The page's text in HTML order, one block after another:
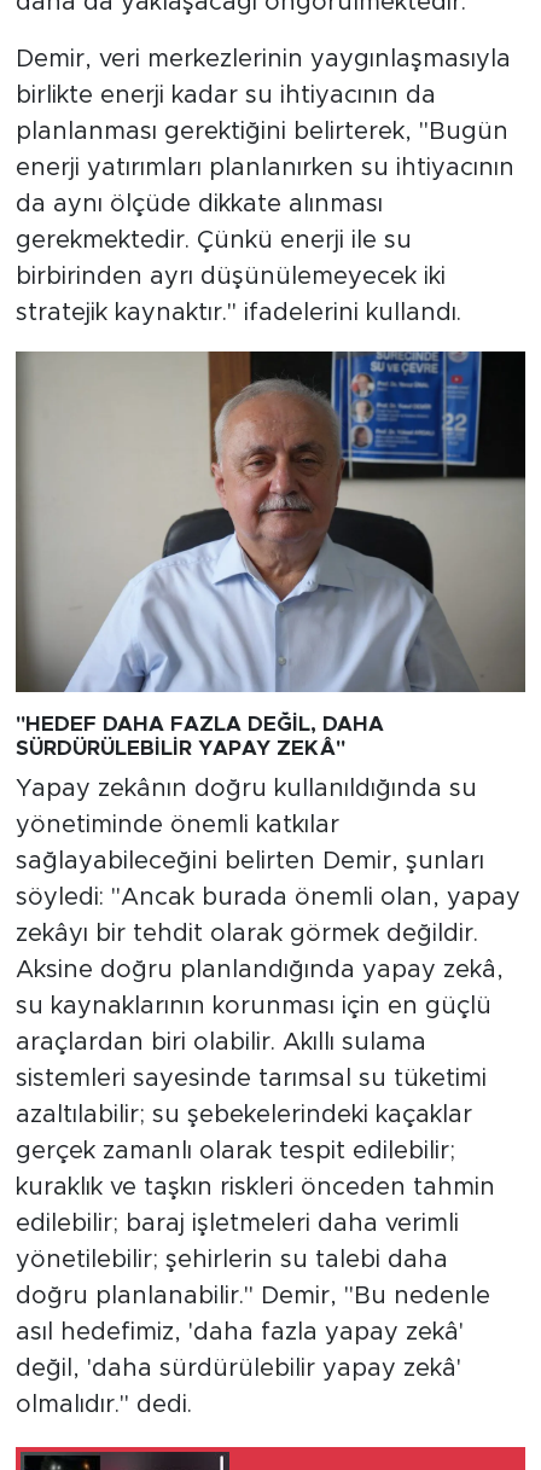
Demir, veri merkezlerinin yaygınlaşmasıyla
birlikte enerji kadar su ihtiyacının da
planlanması gerektiğini belirterek, "Bugün
enerji yatırımları planlanırken su ihtiyacının
da aynı ölçüde dikkate alınması
gerekmektedir. Çünkü enerji ile su
birbirinden ayrı düşünülemeyecek iki
stratejik kaynaktır." ifadelerini kullandı.
"HEDEF DAHA FAZLA DEĞİL, DAHA
SÜRDÜRÜLEBİLİR YAPAY ZEKÂ"
Yapay zekânın doğru kullanıldığında su
yönetiminde önemli katkılar
sağlayabileceğini belirten Demir, şunları
söyledi: "Ancak burada önemli olan, yapay
zekâyı bir tehdit olarak görmek değildir.
Aksine doğru planlandığında yapay zekâ,
su kaynaklarının korunması için en güçlü
araçlardan biri olabilir. Akıllı sulama
sistemleri sayesinde tarımsal su tüketimi
azaltılabilir; su şebekelerindeki kaçaklar
gerçek zamanlı olarak tespit edilebilir;
kuraklık ve taşkın riskleri önceden tahmin
edilebilir; baraj işletmeleri daha verimli
yönetilebilir; şehirlerin su talebi daha
doğru planlanabilir." Demir, "Bu nedenle
asıl hedefimiz, 'daha fazla yapay zekâ'
değil, 'daha sürdürülebilir yapay zekâ'
olmalıdır." dedi.